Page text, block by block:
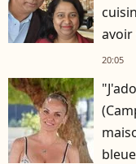
avoir
20:05
bleue